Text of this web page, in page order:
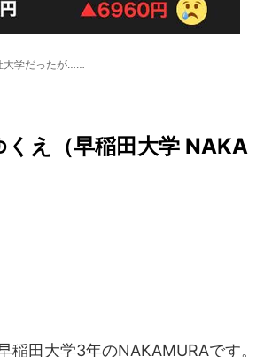
大学だったが……
え（早稲田大学 NAKA
田大学3年のNAKAMURAです。